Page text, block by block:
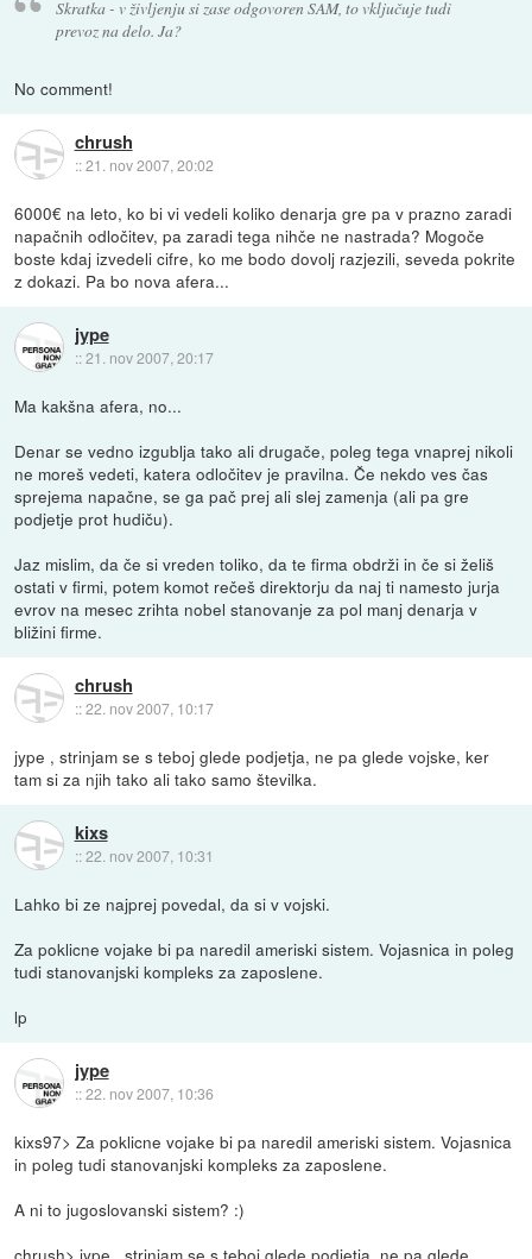
Skratka - v življenju si zase odgovoren SAM, to vključuje tudi
prevoz na delo. Ja?
No comment!
chrush
::21. nov 2007, 20:02
6000€ na leto, ko bi vi vedeli koliko denarja gre pa v prazno zaradi
napačnih odločitev, pa zaradi tega nihče ne nastrada? Mogoče
boste kdaj izvedeli cifre, ko me bodo dovolj razjezili, seveda pokrite
z dokazi. Pa bo nova afera...
jype
::21. nov 2007, 20:17
Ma kakšna afera, no...
Denar se vedno izgublja tako ali drugače, poleg tega vnaprej nikoli
ne moreš vedeti, katera odločitev je pravilna. Če nekdo ves čas
sprejema napačne, se ga pač prej ali slej zamenja (ali pa gre
podjetje prot hudiču).
Jaz mislim, da če si vreden toliko, da te firma obdrži in če si želiš
ostati v firmi, potem komot rečeš direktorju da naj ti namesto jurja
evrov na mesec zrihta nobel stanovanje za pol manj denarja v
bližini firme.
chrush
::22. nov 2007, 10:17
jype , strinjam se s teboj glede podjetja, ne pa glede vojske, ker
tam si za njih tako ali tako samo številka.
kixs
::22. nov 2007, 10:31
Lahko bi ze najprej povedal, da si v vojski.
Za poklicne vojake bi pa naredil ameriski sistem. Vojasnica in poleg
tudi stanovanjski kompleks za zaposlene.
lp
jype
::22. nov 2007, 10:36
kixs97> Za poklicne vojake bi pa naredil ameriski sistem. Vojasnica
in poleg tudi stanovanjski kompleks za zaposlene.
A ni to jugoslovanski sistem? :)